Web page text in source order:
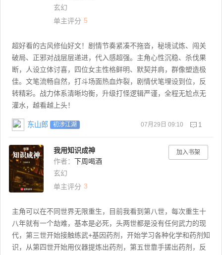
玄幻
单主评分 5
超好看的古风修仙好文！剧情节奏紧凑不拖沓，秘境试炼、闯关
破局、正邪对战层层递进，代入感超强。主角心性沉稳、杀伐果
断，人设立体讨喜，四位女主性格鲜明、默契并肩，群像塑造极
佳。文笔流畅自然，打斗场面热血炸裂，剧情伏笔埋设到位，反
转精彩。战力体系清晰均衡，升级打怪逻辑严谨，全程无尬点无
灌水，越看越上头！
东山郎 初涉江湖 07月29日 09:10 1
加入书架
我用知识成神
作者： 下周喝酒
玄幻
单主评分 3
主角可以在不同世界无限重生，目前我看到第八世，每次重生十
八年就有一个劫难，基本是必死，头两世都是没有任何武力的现
代，第三世开始接触练武+基因药剂，开始学习各种化学和药剂知
识，从第四世开始用仪器提炼出药剂，第五世靠手搓出药剂，反